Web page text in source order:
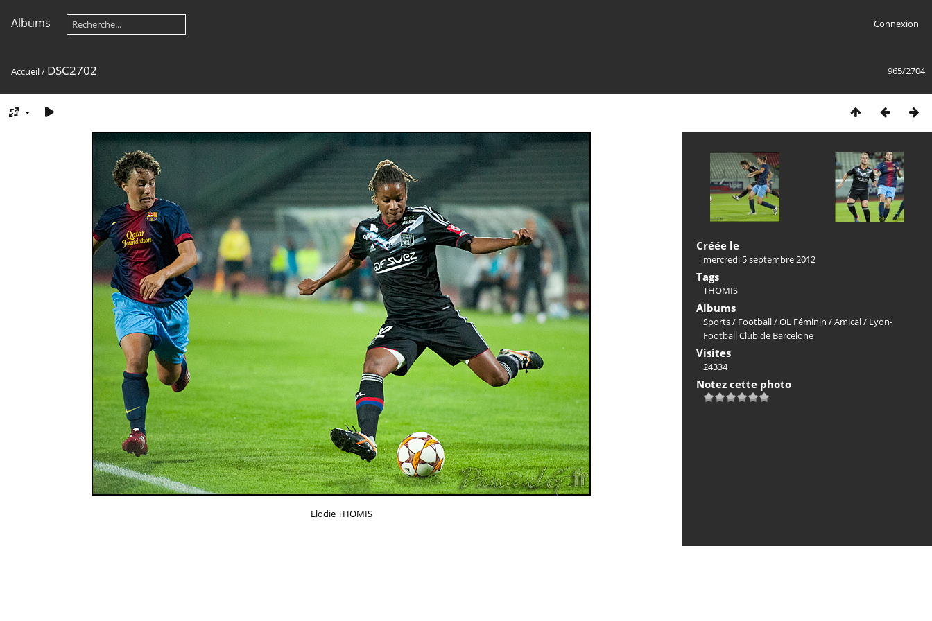
Albums Connexion
965/2704
Accueil/ DSC2702
Elodie THOMIS
Créée le
mercredi 5 septembre 2012
Tags
THOMIS
Albums
Sports/ Football/OL Féminin /Amical/ Lyon-
Football Club de Barcelone
Visites
24334
Notez cette photo